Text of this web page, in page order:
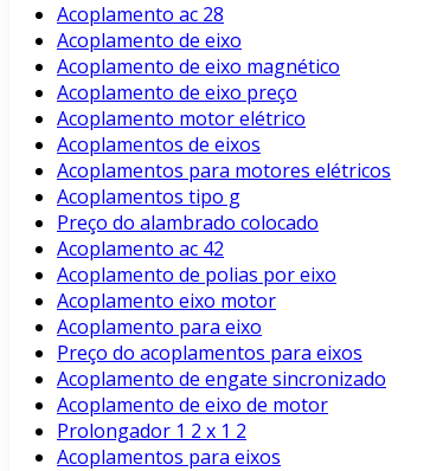
Acoplamento ac 28
Acoplamento de eixo
Acoplamento de eixo magnético
Acoplamento de eixo preço
Acoplamento motor elétrico
Acoplamentos de eixos
Acoplamentos para motores elétricos
Acoplamentos tipo g
Preço do alambrado colocado
Acoplamento ac 42
Acoplamento de polias por eixo
Acoplamento eixo motor
Acoplamento para eixo
Preço do acoplamentos para eixos
Acoplamento de engate sincronizado
Acoplamento de eixo de motor
Prolongador 1 2 x 1 2
Acoplamentos para eixos